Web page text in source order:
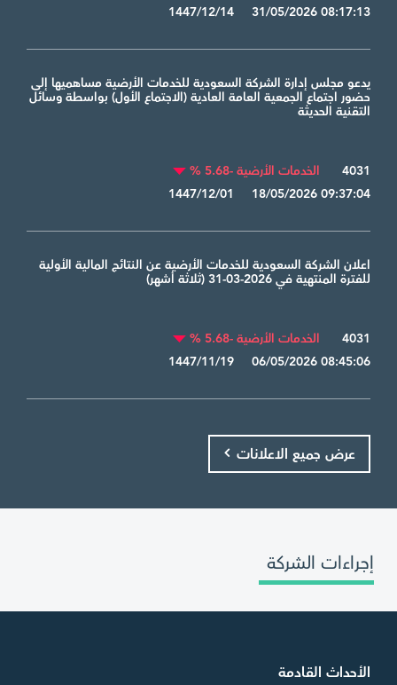
1447/12/14 31/05/2026 08:17:13
يدعو مجلس إدارة الشركة السعودية للخدمات الأرضية مساهميها إلى
حضور اجتماع الجمعية العامة العادية (الاجتماع الأول) بواسطة وسائل
التقنية الحديثة
4031
الخدمات الأرضية -5.68 %
1447/12/01 18/05/2026 09:37:04
اعلان الشركة السعودية للخدمات الأرضية عن النتائج المالية الأولية
للفترة المنتهية في 2026-03-31 (ثلاثة أشهر)
4031
الخدمات الأرضية -5.68 %
1447/11/19 06/05/2026 08:45:06
عرض جميع الاعلانات
إجراءات الشركة
الأحداث القادمة